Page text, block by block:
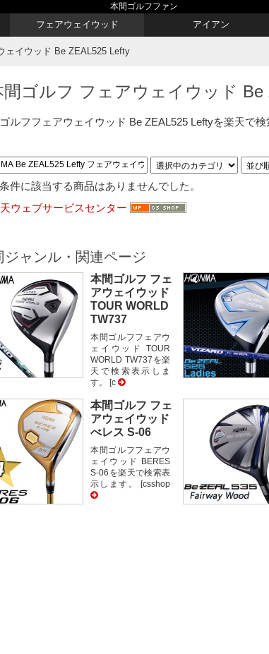
本間ゴルフファン
フェアウェイウッド アイアン
ェイウッド Be ZEAL525 Lefty
間ゴルフ フェアウェイウッド Be
ルフフェアウェイウッド Be ZEAL525 Leftyを楽天で検
件に該当する商品はありませんでした。
ジャンル・関連ページ
本間ゴルフ フェ
アウェイウッド
TOUR WORLD
TW737
本間ゴルフフェアウ
ェイウッド TOUR
WORLD TW737を楽
天で検索表示しま
す。 [c
本間ゴルフ フェ
アウェイウッド
べレス S-06
本間ゴルフフェアウ
ェイウッド BERES
S-06を楽天で検索表
示します。 [csshop